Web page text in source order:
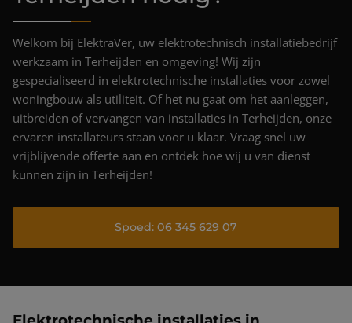
Nieuws & blog
Welkom bij ElektraVer, uw elektrotechnisch installatiebedrijf
werkzaam in Terheijden en omgeving! Wij zijn
gespecialiseerd in elektrotechnische installaties voor zowel
woningbouw als utiliteit. Of het nu gaat om het aanleggen,
uitbreiden of vervangen van installaties in Terheijden, onze
ervaren installateurs staan voor u klaar. Vraag snel uw
vrijblijvende offerte aan en ontdek hoe wij u van dienst
kunnen zijn in Terheijden!
Spoed: 06 345 629 07